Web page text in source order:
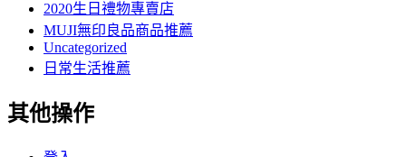
2020生日禮物專賣店
MUJI無印良品商品推薦
Uncategorized
日常生活推薦
其他操作